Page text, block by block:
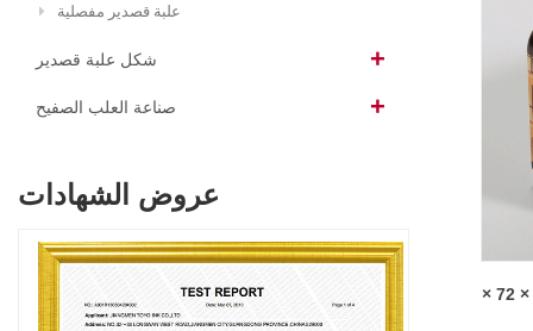
علبة قصدير مفصلية
شكل علبة قصدير
صناعة العلب الصفيح
عروض الشهادات
صندوق قصدير مخصص لحقيبة السفر - 105 × 72 ×